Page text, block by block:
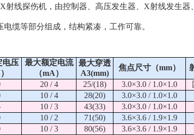
射线探伤机，由控制器、高压发生器、X射线发生器
缆等部分组成，结构紧凑，工作可靠。
电压
最大额定电流
（mA）
最大穿透
A3(mm)
焦点尺寸（mm）
20 / 4 25/(18) 3.0×3.0 / 1.0×1.0
10 / 4 28(20) 3.0×3.0 / 1.0×1.0
10 / 3 43(33) 3.0×3.0 / 1.0×1.0
10 / 2 71(50) 3.6×3.6 / 1.9×1.9
10 / 3 80(56) 3.6×3.6 / 1.9×1.9